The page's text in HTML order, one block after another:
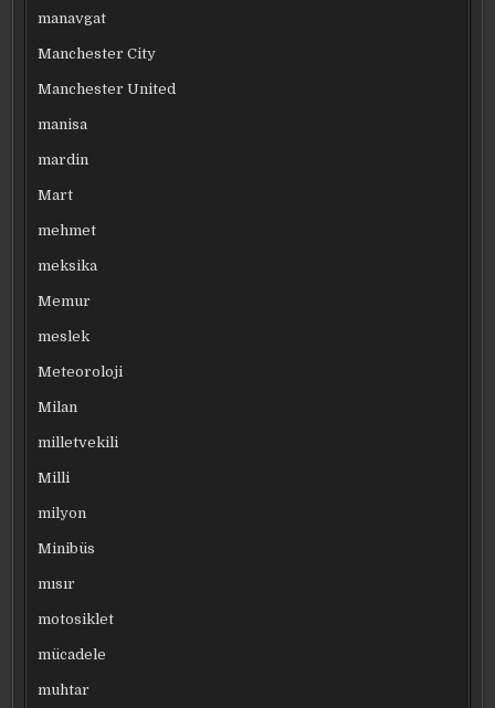
manavgat
Manchester City
Manchester United
manisa
mardin
Mart
mehmet
meksika
Memur
meslek
Meteoroloji
Milan
milletvekili
Milli
milyon
Minibüs
mısır
motosiklet
mücadele
muhtar